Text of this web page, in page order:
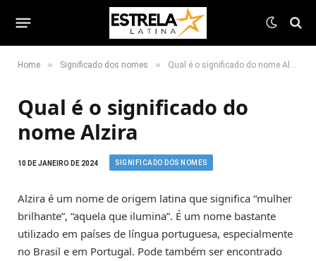
Home » Significado dos nomes » Qual é o significado do nome Alzira
Qual é o significado do
nome Alzira
10 DE JANEIRO DE 2024 SIGNIFICADO DOS NOMES
Alzira é um nome de origem latina que significa “mulher
brilhante”, “aquela que ilumina”. É um nome bastante
utilizado em países de língua portuguesa, especialmente
no Brasil e em Portugal. Pode também ser encontrado